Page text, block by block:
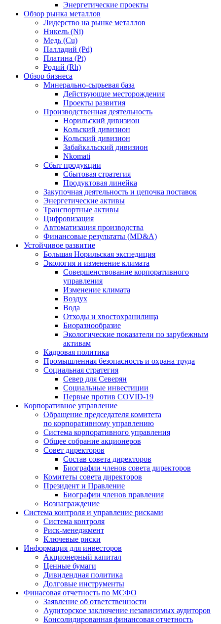
Энергетические проекты
Обзор рынка металлов
Лидерство на рынке металлов
Никель (Ni)
Медь (Cu)
Палладий (Pd)
Платина (Pt)
Родий (Rh)
Обзор бизнеса
Минерально-сырьевая база
Действующие месторождения
Проекты развития
Производственная деятельность
Норильский дивизион
Кольский дивизион
Кольский дивизион
Забайкальский дивизион
Nkomati
Сбыт продукции
Сбытовая стратегия
Продуктовая линейка
Закупочная деятельность и цепочка поставок
Энергетические активы
Транспортные активы
Цифровизация
Автоматизация производства
Финансовые результаты (MD&A)
Устойчивое развитие
Большая Норильская экспедиция
Экология и изменение климата
Совершенствование корпоративного
управления
Изменение климата
Воздух
Вода
Отходы и хвостохранилища
Биоразнообразие
Экологические показатели по зарубежным
активам
Кадровая политика
Промышленная безопасность и охрана труда
Социальная стратегия
Север для Северян
Социальные инвестиции
Первые против COVID‑19
Корпоративное управление
Обращение председателя комитета
по корпоративному управлению
Система корпоративного управления
Общее собрание акционеров
Совет директоров
Состав совета директоров
Биографии членов совета директоров
Комитеты совета директоров
Президент и Правление
Биографии членов правления
Вознаграждение
Система контроля и управление рисками
Система контроля
Риск-менеджмент
Ключевые риски
Информация для инвесторов
Акционерный капитал
Ценные бумаги
Дивидендная политика
Долговые инструменты
Финасовая отчетность по МСФО
Заявление об ответственности
Аудиторское заключение независимых аудиторов
Консолидированная финансовая отчетность